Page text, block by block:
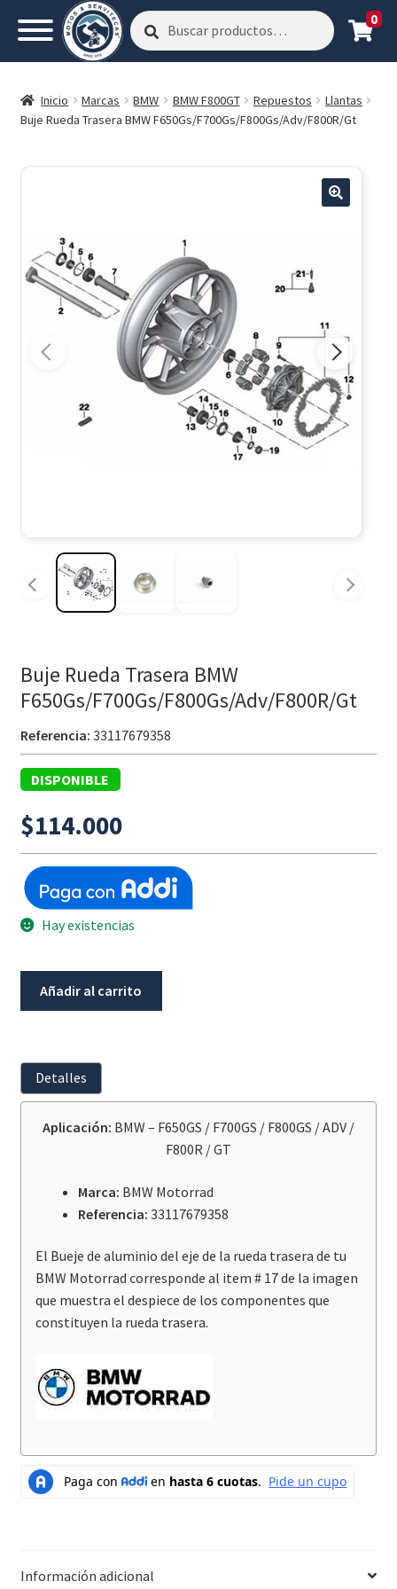
Buscar
por:
Buscar 0
Inicio Marcas BMW BMW F800GT Repuestos
Llantas
Buje Rueda Trasera BMW F650Gs/F700Gs/F800Gs/Adv/F800R/Gt
Buje Rueda Trasera BMW
F650Gs/F700Gs/F800Gs/Adv/F800R/Gt
Referencia: 33117679358
DISPONIBLE
$114.000
Hay existencias
F650Gs/F700Gs/F800Gs/Adv/F800R/Gt
cantidad
Añadir al carrito
Detalles
Aplicación: BMW – F650GS / F700GS / F800GS / ADV /
F800R / GT
Marca: BMW Motorrad
Referencia: 33117679358
El Bueje de aluminio del eje de la rueda trasera de tu
BMW Motorrad corresponde al item # 17 de la imagen
que muestra el despiece de los componentes que
constituyen la rueda trasera.
Información adicional